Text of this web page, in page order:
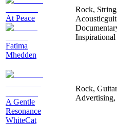
At Peace
Fatima
Mhedden
Rock,
Inspirational
A Gentle
Resonance
WhiteCat
Rock,